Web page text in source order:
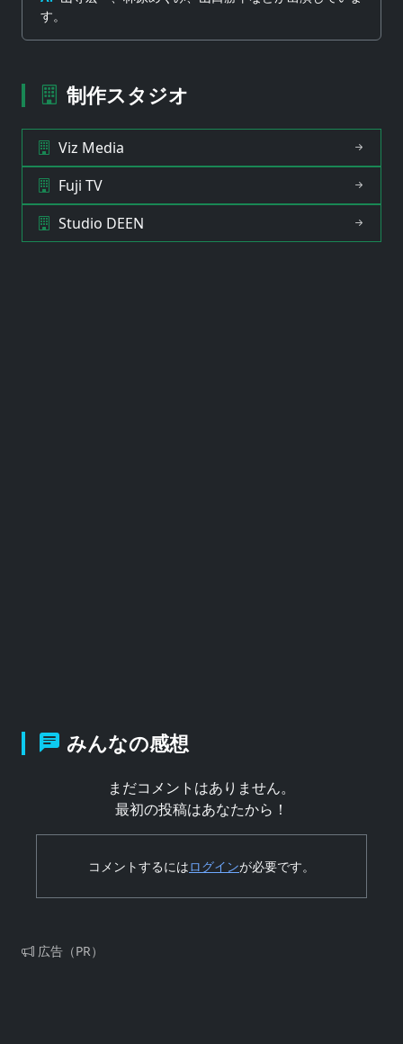
す。
制作スタジオ
Viz Media
Fuji TV
Studio DEEN
みんなの感想
まだコメントはありません。
最初の投稿はあなたから！
コメントするにはログインが必要です。
広告（PR）